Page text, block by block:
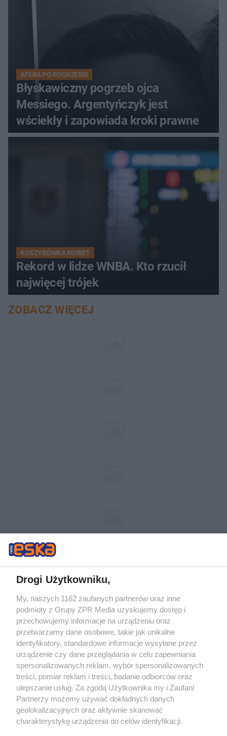
AFERA PO POGRZEBIE
Błyskawiczny pogrzeb ojca
Messiego. Argentyńczyk jest
wściekły i zapowiada kroki prawne
KOSZYKÓWKA KOBIET
Rekord w lidze WNBA. Kto rzucił
najwięcej trójek
ZOBACZ WIĘCEJ
Żaden utwór zamieszczony w serwisie nie może być powielany i
rozpowszechniany lub dalej rozpowszechniany w jakikolwiek sposób (w
tym także elektroniczny lub mechaniczny) na jakimkolwiek polu
eksploatacji w jakiejkolwiek formie, włącznie z umieszczaniem w
Internecie bez pisemnej zgody właściciela praw. Jakiekolwiek użycie lub
wykorzystanie utworów w całości lub w części z naruszeniem prawa,
tzn. bez właściwej zgody, jest zabronione pod groźbą kary i może być
ścigane prawnie.
Drogi Użytkowniku,
My, naszych 1162 zaufanych partnerów oraz inne
podmioty z Grupy ZPR Media uzyskujemy dostęp i
przechowujemy informacje na urządzeniu oraz
przetwarzamy dane osobowe, takie jak unikalne
identyfikatory, standardowe informacje wysyłane przez
urządzenie czy dane przeglądania w celu zapewniania
spersonalizowanych reklam, wybór spersonalizowanych
treści, pomiar reklam i treści, badanie odbiorców oraz
ulepszanie usług. Za zgodą Użytkownika my i Zaufani
Partnerzy możemy używać dokładnych danych
geolokalizacyjnych oraz aktywnie skanować
charakterystykę urządzenia do celów identyfikacji.